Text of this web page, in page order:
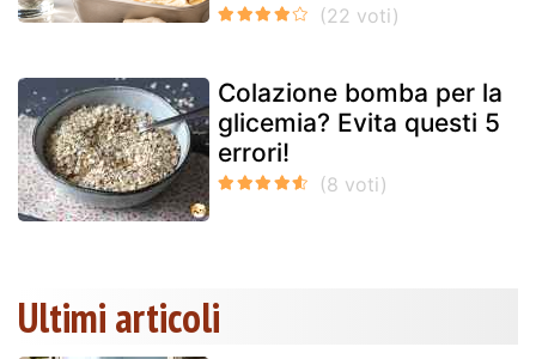
Colazione bomba per la
glicemia? Evita questi 5
errori!
Ultimi articoli